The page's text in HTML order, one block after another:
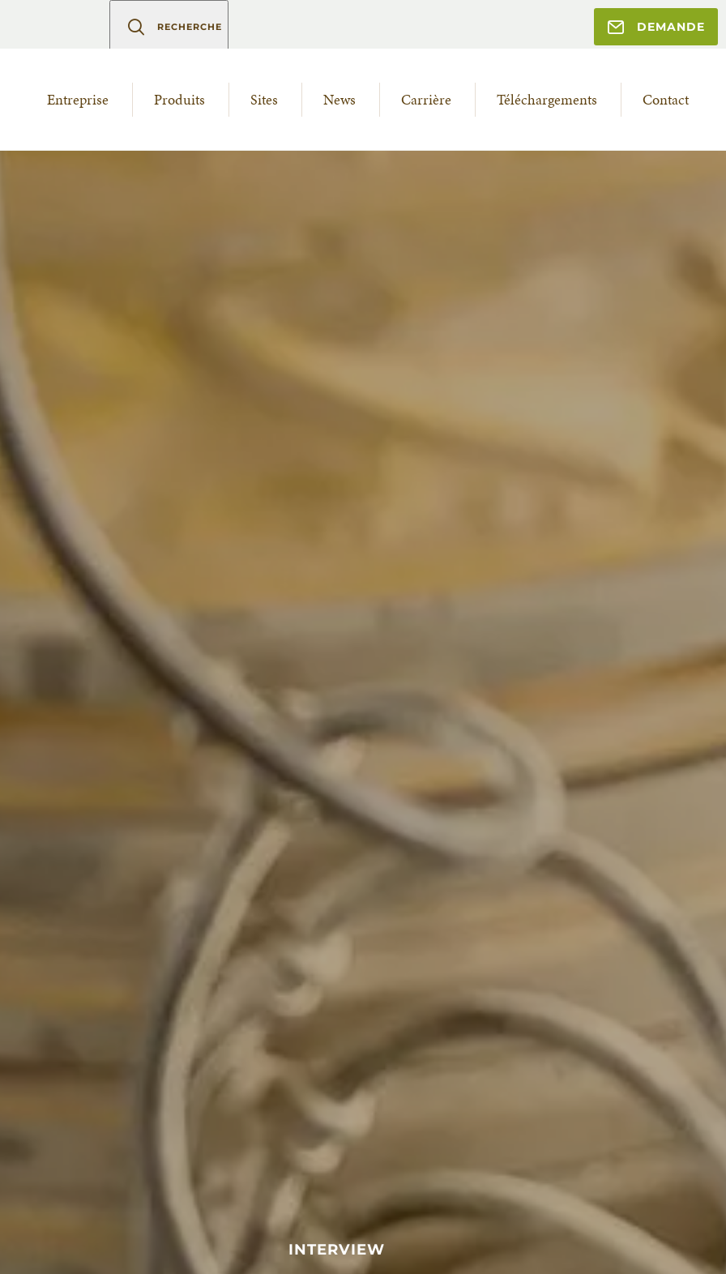
RECHERCHE DEMANDE
Entreprise Produits Sites News Carrière Téléchargements Contact
INTERVIEW